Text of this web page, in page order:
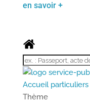
en savoir +
Accueil particuliers
Thème